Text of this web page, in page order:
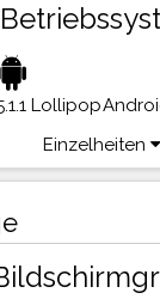
Lollipop
Einzelheiten